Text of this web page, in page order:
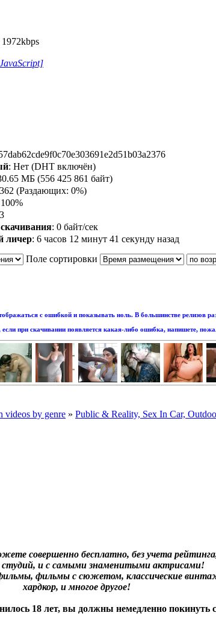
: Нет (DHT включён)
МБ (556 425 861 байт)
362 (Раздающих: 0%)
3
: 0 байт/сек
личер: 6 часов 12 минут 41 секунду назад
Поле сортировки
с ошибкой и показывать ноль. В большинстве релизов
при скачивании появляется какая-либо ошибка, напишете,
by genre » Public & Reality, Sex In Car,
совершенно бесплатно, без учета
студий, и с самыми знаменитыми актрисами!
фильмы с сюжетом, классические
хардкор, и многое другое!
18 лет, вы должны немедленно покинуть